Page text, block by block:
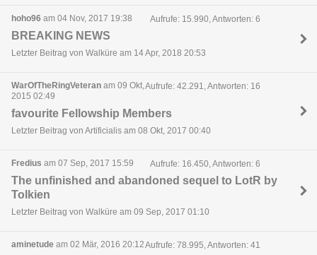
hoho96 am 04 Nov, 2017 19:38 Aufrufe: 15.990, Antworten: 6
BREAKING NEWS
Letzter Beitrag von Walküre am 14 Apr, 2018 20:53
WarOfTheRingVeteran am 09 Okt,
2015 02:49
Aufrufe: 42.291, Antworten: 16
favourite Fellowship Members
Letzter Beitrag von Artificialis am 08 Okt, 2017 00:40
Fredius am 07 Sep, 2017 15:59 Aufrufe: 16.450, Antworten: 6
The unfinished and abandoned sequel to LotR by
Tolkien
Letzter Beitrag von Walküre am 09 Sep, 2017 01:10
aminetude am 02 Mär, 2016 20:12Aufrufe: 78.995, Antworten: 41